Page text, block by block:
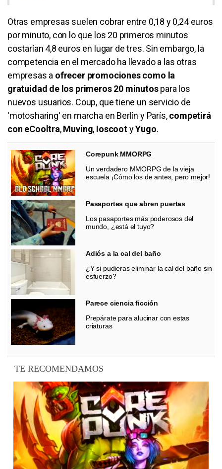
Otras empresas suelen cobrar entre 0,18 y 0,24 euros
por minuto, con lo que los 20 primeros minutos
costarían 4,8 euros en lugar de tres. Sin embargo, la
competencia en el mercado ha llevado a las otras
empresas a ofrecer promociones como la
gratuidad de los primeros 20 minutospara los
nuevos usuarios. Coup, que tiene un servicio de
'motosharing' en marcha en Berlín y París,competirá
con eCooltra,Muving, IoscootyYugo.
Corepunk MMORPG
Un verdadero MMORPG de la vieja
escuela ¡Cómo los de antes, pero mejor!
Pasaportes que abren puertas
Los pasaportes más poderosos del
mundo, ¿está el tuyo?
Adiós a la cal del baño
¿Y si pudieras eliminar la cal del baño sin
esfuerzo?
Parece ciencia ficción
Prepárate para alucinar con estas
criaturas
TE RECOMENDAMOS